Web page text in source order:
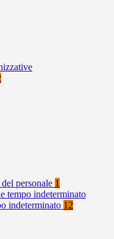
personale 1
tempo indeterminato
indeterminato 12